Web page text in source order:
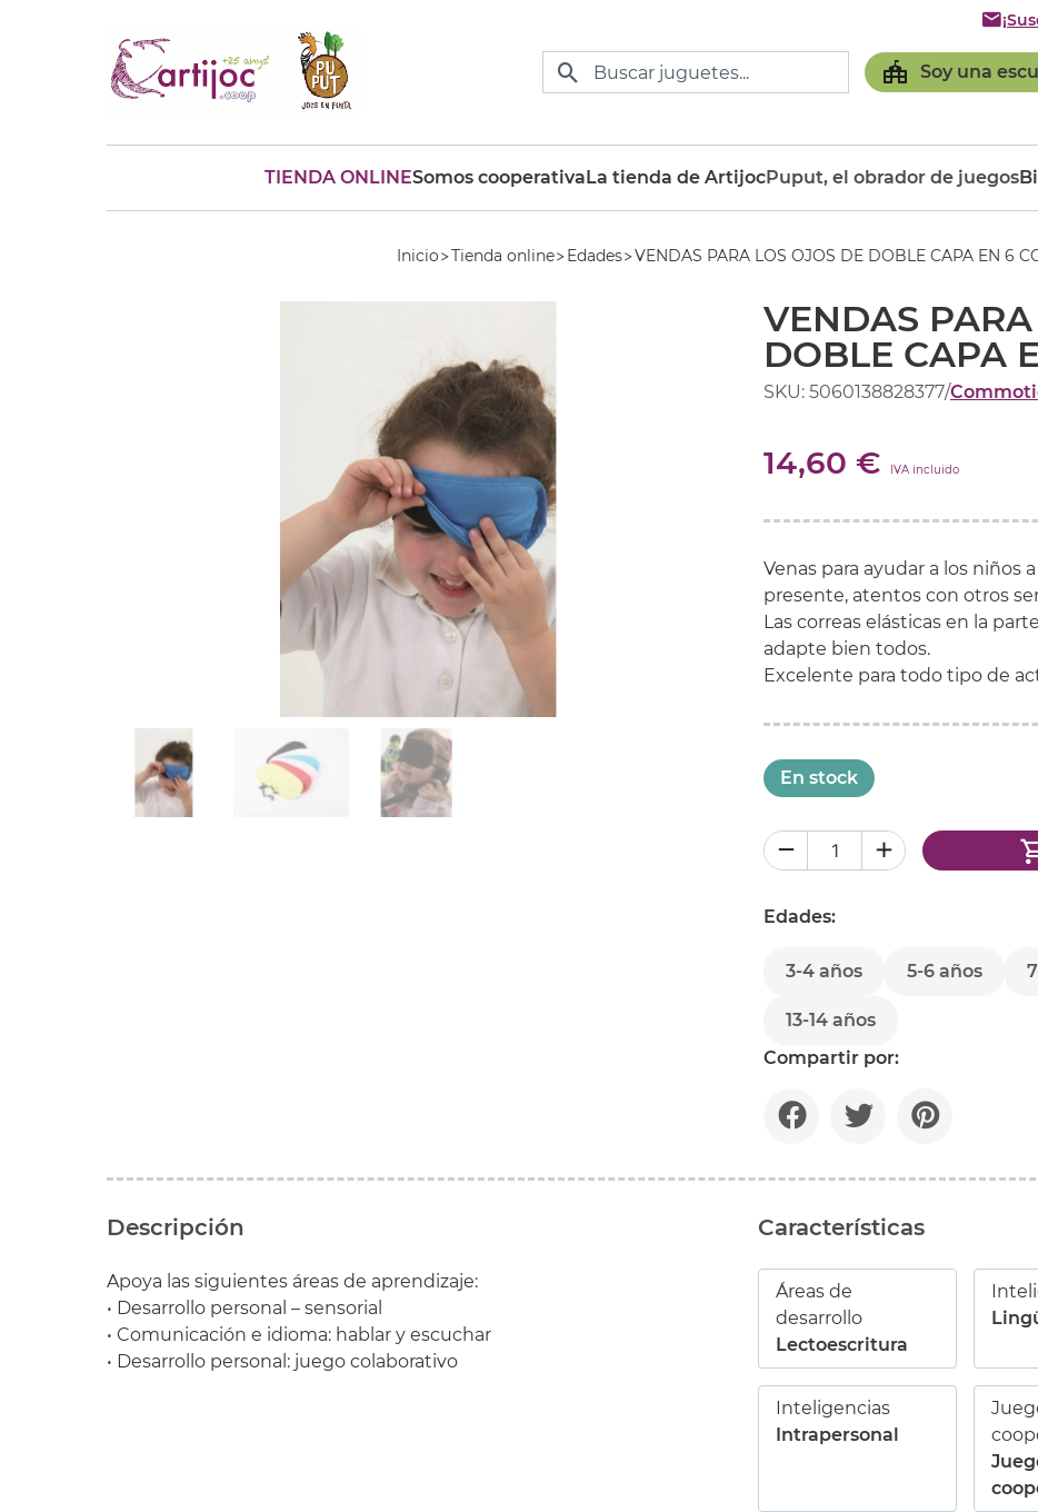
Botella
Soy una
TIENDA ONLINESomos cooperativaLa tienda de ArtijocPuput, el obrador de juegos
Inicio Tienda online Edades VENDAS PARA LOS OJOS DE DOBLE CAPA EN 6
VENDAS
DOBLE CAPA
SKU: 5060138828377/
14,60 € IVA incluido
Venas para ayudar a los niños
presente, atentos con otros
Las correas elásticas en la
adapte bien todos.
Excelente para todo tipo de
En stock
Edades:
3-4 años 5-6 años
13-14 años
Compartir por:
Descripción
Apoya las siguientes áreas de aprendizaje:
• Desarrollo personal – sensorial
• Comunicación e idioma: hablar y escuchar
• Desarrollo personal: juego colaborativo
Características
Áreas de
desarrollo
Lectoescritura
Inteligencias
Intrapersonal